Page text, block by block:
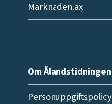
Marknaden.ax
Om Ålandstidningen
Personuppgiftspolicy